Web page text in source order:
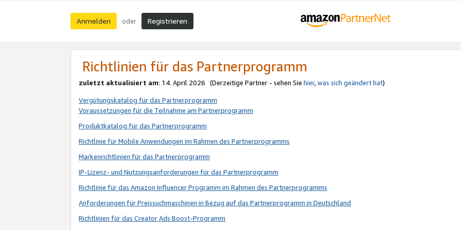
Anmelden oder Registrieren
Richtlinien für das Partnerprogramm
zuletzt aktualisiert am: 14. April 2026 (Derzeitige Partner - sehen Sie hier,was sich geändert hat)
Vergütungskatalog für das Partnerprogramm
Voraussetzungen für die Teilnahme am Partnerprogramm
Produktkatalog für das Partnerprogramm
Richtlinie für Mobile Anwendungen im Rahmen des Partnerprogramms
Markenrichtlinien für das Partnerprogramm
IP-Lizenz- und Nutzungsanforderungen für das Partnerprogramm
Richtlinie für das Amazon Influencer Programm im Rahmen des Partnerprogramms
Anforderungen für Preissuchmaschinen in Bezug auf das Partnerprogramm in Deutschland
Richtlinien für das Creator Ads Boost-Programm